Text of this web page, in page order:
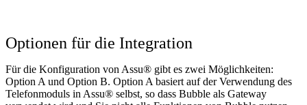
Optionen für die Integration
Für die Konfiguration von Assu® gibt es zwei Möglichkeiten:
Option A und Option B. Option A basiert auf der Verwendung des
Telefonmoduls in Assu® selbst, so dass Bubble als Gateway